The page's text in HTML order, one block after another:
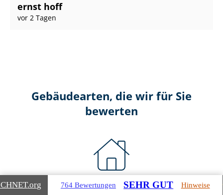
ernst hoff
vor 2 Tagen
Gebäudearten, die wir für Sie
bewerten
Wohnimmobilien
.org 764 Bewertungen SEHR GUT Hinweise